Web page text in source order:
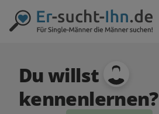
Du willst
kennenlernen?